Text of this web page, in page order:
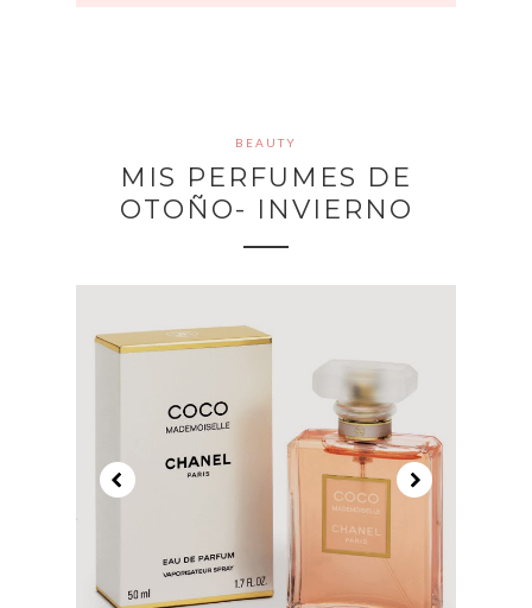
BEAUTY
MIS PERFUMES DE
OTOÑO- INVIERNO